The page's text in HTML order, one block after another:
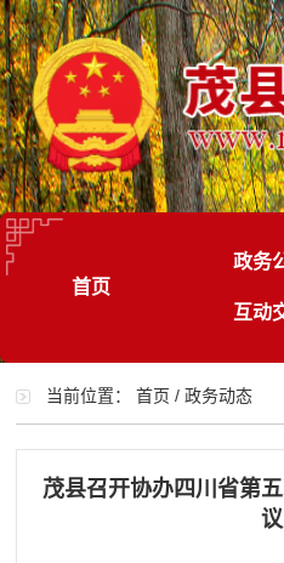
首页
政务
互动
当前位置：首页 /政务动态
茂县召开协办四川省第
议